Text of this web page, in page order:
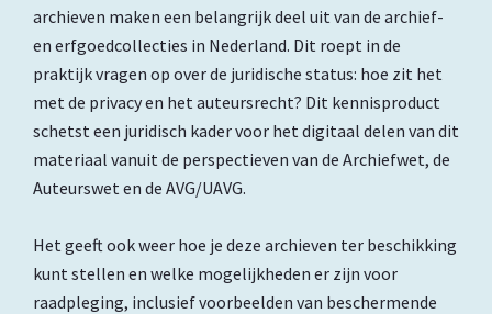
archieven maken een belangrijk deel uit van de archief-
en erfgoedcollecties in Nederland. Dit roept in de
praktijk vragen op over de juridische status: hoe zit het
met de privacy en het auteursrecht? Dit kennisproduct
schetst een juridisch kader voor het digitaal delen van dit
materiaal vanuit de perspectieven van de Archiefwet, de
Auteurswet en de AVG/UAVG.
Het geeft ook weer hoe je deze archieven ter beschikking
kunt stellen en welke mogelijkheden er zijn voor
raadpleging, inclusief voorbeelden van beschermende